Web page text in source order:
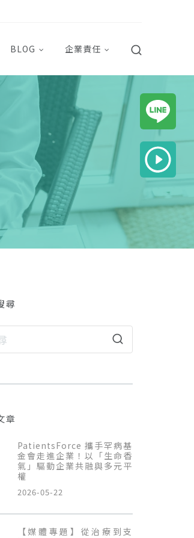
BLOG 企業責任
尋
章
PatientsForce 攜手罕病基
金會走進企業！以「生命香
氣」驅動企業共融與多元平
權
2026-05-22
【媒體專題】從治療到支